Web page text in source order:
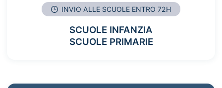
INVIO ALLE SCUOLE ENTRO 72H
SCUOLE INFANZIA
SCUOLE PRIMARIE